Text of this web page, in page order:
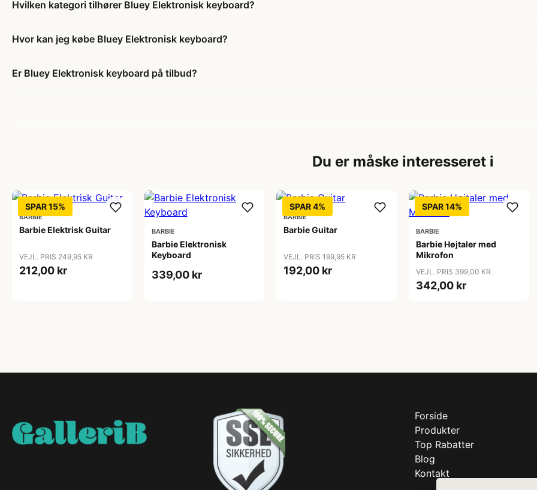
Hvilken kategori tilhører Bluey Elektronisk keyboard?
Hvor kan jeg købe Bluey Elektronisk keyboard?
Er Bluey Elektronisk keyboard på tilbud?
Du er måske interesseret i
SPAR 15%
BARBIE
Barbie Elektrisk Guitar
VEJL. PRIS 249,95 KR
212,00 kr
BARBIE
Barbie Elektronisk
Keyboard
339,00 kr
SPAR 4%
BARBIE
Barbie Guitar
VEJL. PRIS 199,95 KR
192,00 kr
SPAR 14%
BARBIE
Barbie Højtaler med
Mikrofon
VEJL. PRIS 399,00 KR
342,00 kr
Forside
Produkter
Top Rabatter
Blog
Kontakt